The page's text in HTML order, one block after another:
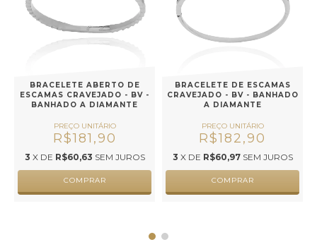
BRACELETE ABERTO DE
ESCAMAS CRAVEJADO - BV -
BANHADO A DIAMANTE
R$181,90
3 X DE R$60,63 SEM JUROS
COMPRAR
BRACELETE DE ESCAMAS
CRAVEJADO - BV - BANHADO
A DIAMANTE
R$182,90
3 X DE R$60,97 SEM JUROS
COMPRAR